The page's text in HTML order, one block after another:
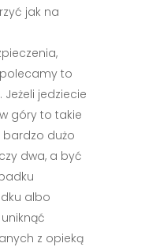
jak na
to
jedziecie
góry to takie
bardzo dużo
dwa, a być
albo
z opieką